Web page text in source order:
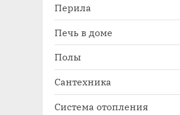
Перила
Печь в доме
Полы
Сантехника
Система отопления